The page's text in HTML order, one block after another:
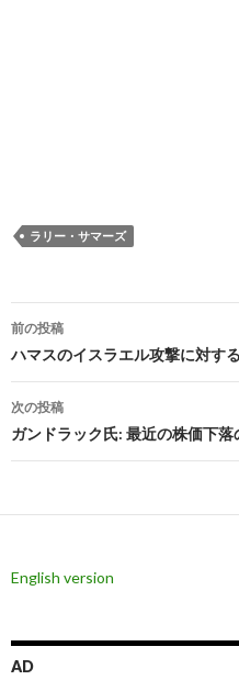
ラリー・サマーズ
投
稿
ナ
ビ
ゲ
ー
ョ
前の投稿
ハマスのイスラエル攻撃に対す
次の投稿
ガンドラック氏: 最近の株価下
English version
AD